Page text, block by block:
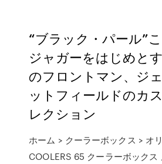
“ブラック・パール”
ジャガーをはじめと
のフロントマン、ジ
ットフィールドのカ
レクション
ホーム > クーラーボックス > オ
COOLERS 65 クーラーボックス